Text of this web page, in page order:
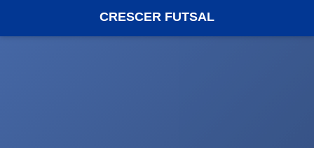
CRESCER FUTSAL